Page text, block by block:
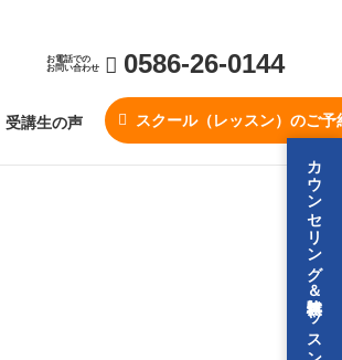
お電話での
お問い合わせ
0586-26-0144
受講生の声 スクール（レッスン）のご予
カウンセリング＆無料体験レッスン